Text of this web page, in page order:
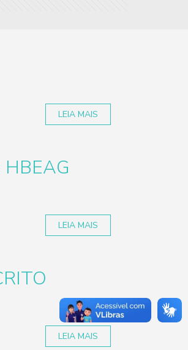
LEIA MAIS
LEIA MAIS
LEIA MAIS